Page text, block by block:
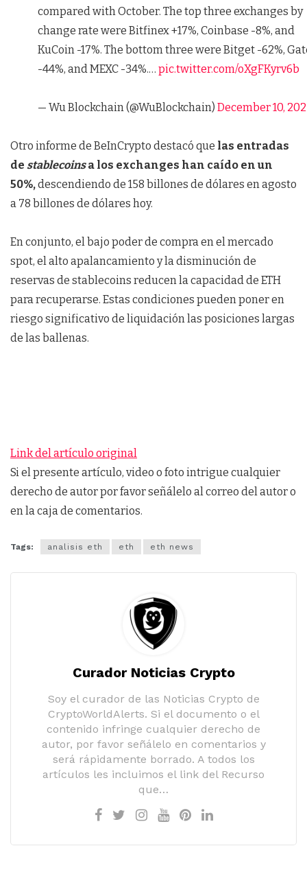
compared with October. The top three exchanges by
change rate were Bitfinex +17%, Coinbase -8%, and
KuCoin -17%. The bottom three were Bitget -62%,
-44%, and MEXC -34%.… pic.twitter.com/oXgFKyrv6b
— Wu Blockchain (@WuBlockchain) December 10,
Otro informe de BeInCrypto destacó que las entradas
de stablecoinsa los exchanges han caído en un
50%,descendiendo de 158 billones de dólares en agosto
a 78 billones de dólares hoy.
En conjunto, el bajo poder de compra en el mercado
spot, el alto apalancamiento y la disminución de
reservas de stablecoins reducen la capacidad de ETH
para recuperarse. Estas condiciones pueden poner en
riesgo significativo de liquidación las posiciones largas
de las ballenas.
Link del artículo original
Si el presente artículo, video o foto intrigue cualquier
derecho de autor por favor señálelo al correo del autor o
en la caja de comentarios.
Tags: analisis eth eth eth news
Curador Noticias Crypto
Soy el curador de las Noticias Crypto de
CryptoWorldAlerts. Si el documento o el
contenido infringe cualquier derecho de
autor, por favor señálelo en comentarios y
será rápidamente borrado. A todos los
artículos les incluimos el link del Recurso
que…